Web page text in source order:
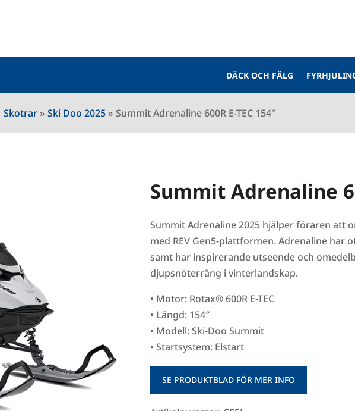
DÄCK OCH FÄLG
Skotrar » Ski Doo 2025 » Summit Adrenaline 600R E-TEC 154″
Summit Adrenaline
Summit Adrenaline 2025 hjälper föraren att
med REV Gen5-plattformen. Adrenaline har
samt har inspirerande utseende och
djupsnöterräng i vinterlandskap.
• Motor: Rotax® 600R E-TEC
• Längd: 154″
• Modell: Ski-Doo Summit
• Startsystem: Elstart
SE PRODUKTBLAD FÖR MER INFO